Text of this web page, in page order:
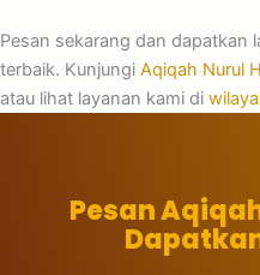
Pesan sekarang dan dapatkan
terbaik. Kunjungi Aqiqah Nurul
atau lihat layanan kami di
Pesan